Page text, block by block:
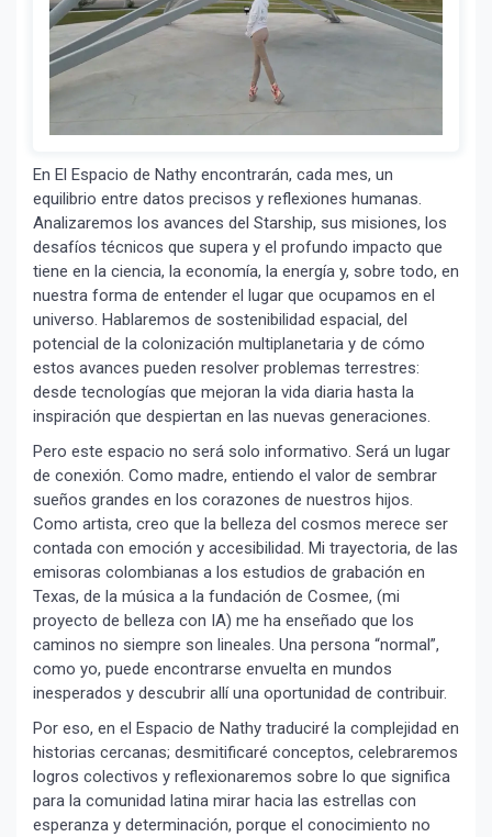
Experiencia!
Suscribír
En El Espacio de Nathy encontrarán, cada mes, un
equilibrio entre datos precisos y reflexiones humanas.
Analizaremos los avances del Starship, sus misiones, los
desafíos técnicos que supera y el profundo impacto que
tiene en la ciencia, la economía, la energía y, sobre todo, en
nuestra forma de entender el lugar que ocupamos en el
universo. Hablaremos de sostenibilidad espacial, del
potencial de la colonización multiplanetaria y de cómo
estos avances pueden resolver problemas terrestres:
desde tecnologías que mejoran la vida diaria hasta la
inspiración que despiertan en las nuevas generaciones.
Pero este espacio no será solo informativo. Será un lugar
de conexión. Como madre, entiendo el valor de sembrar
sueños grandes en los corazones de nuestros hijos.
Como artista, creo que la belleza del cosmos merece ser
contada con emoción y accesibilidad. Mi trayectoria, de las
emisoras colombianas a los estudios de grabación en
Texas, de la música a la fundación de Cosmee, (mi
proyecto de belleza con IA) me ha enseñado que los
caminos no siempre son lineales. Una persona “normal”,
como yo, puede encontrarse envuelta en mundos
inesperados y descubrir allí una oportunidad de contribuir.
Por eso, en el Espacio de Nathy traduciré la complejidad en
historias cercanas; desmitificaré conceptos, celebraremos
logros colectivos y reflexionaremos sobre lo que significa
para la comunidad latina mirar hacia las estrellas con
esperanza y determinación, porque el conocimiento no